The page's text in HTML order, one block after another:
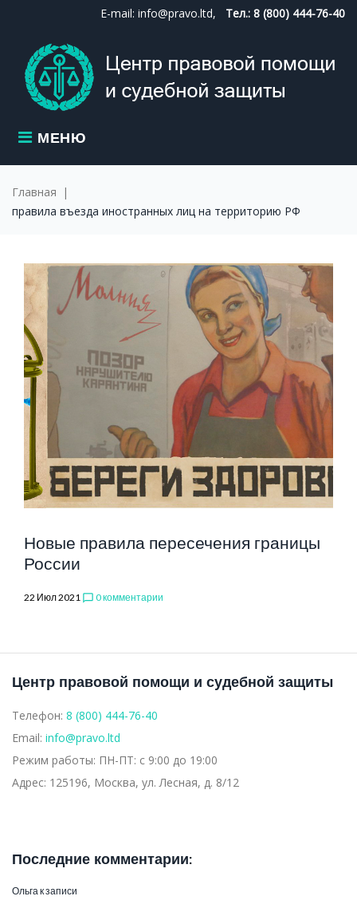
content
E-mail: info@pravo.ltd, Тел.: 8 (800) 444-76-40
МЕНЮ
Главная |
правила въезда иностранных лиц на территорию РФ
МЕТКА:
ПРАВИЛА
ВЪЕЗДА
ЛИЦ
НА
РФ
Новые правила пересечения границы
России
22 Июл 2021 chat_bubble_outline 0 комментарии
Центр правовой помощи и судебной защиты
Телефон: 8 (800) 444-76-40
Email: info@pravo.ltd
Режим работы: ПН-ПТ: с 9:00 до 19:00
Адрес: 125196, Москва, ул. Лесная, д. 8/12
Последние комментарии:
Ольга к записи